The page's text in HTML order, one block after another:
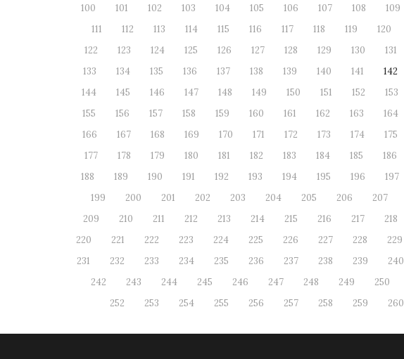
100
101 102 103 104 105 106 107 108 109
111
112 113 114 115 116 117 118 119 120
122
123 124 125 126 127 128 129 130 131
133
134 135 136 137 138 139 140 141 142
144
145 146 147 148 149 150 151 152 153
155
156 157 158 159 160 161 162 163 164
166
167 168 169 170 171 172 173 174 175
177
178 179 180 181 182 183 184 185 186
188
189 190 191 192 193 194 195 196 197
199
200 201 202 203 204 205 206 207
209
210 211 212 213 214 215 216 217 218
220
221 222 223 224 225 226 227 228 229
231
232 233 234 235 236 237 238 239 240
242
243 244 245 246 247 248 249 250
252
253 254 255 256 257 258 259 260